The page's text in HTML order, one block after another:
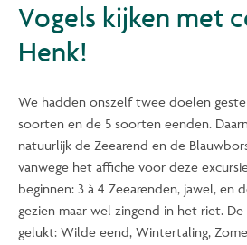
Vogels kijken met
Henk!
We hadden onszelf twee doelen
soorten en de 5 soorten eenden.
natuurlijk de Zeearend en de
vanwege het affiche voor deze
beginnen: 3 à 4 Zeearenden, jawel, en
gezien maar wel zingend in het riet.
gelukt: Wilde eend, Wintertaling,